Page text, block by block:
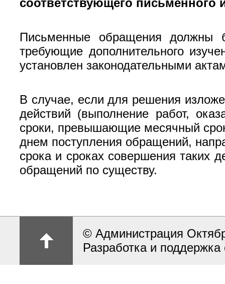
соответствующего письменного
Письменные обращения должны
требующие дополнительного
установлен законодательными
В случае, если для решения
действий (выполнение работ,
сроки, превышающие месячный
днем поступления обращений,
срока и сроках совершения таких
обращений по существу.
© Администрация
Разработка и поддержка